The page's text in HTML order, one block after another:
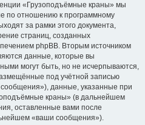
«Грузоподъёмные краны» мы
по отношению к программному
за рамки этого документа,
страниц, созданных
phpBB. Вторым источником
данные, которые вы
могут быть, но не исчерпываются,
под учётной записью
данные, указанные при
краны» (в дальнейшем
оставленные вами после
«ваши сообщения»).